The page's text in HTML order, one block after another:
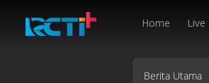
Home Live
Berita Utama